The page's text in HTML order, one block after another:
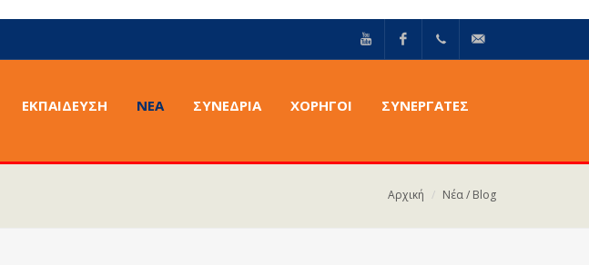
ΕΚΠΑΙΔΕΥΣΗ ΝΈΑ ΣΥΝΈΔΡΙΑ ΧΟΡΗΓΟΙ ΣΥΝΕΡΓΑΤΕΣ
Αρχική Νέα / Blog